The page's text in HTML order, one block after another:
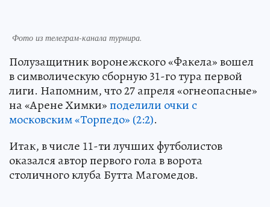
Фото из телеграм-канала турнира.
Полузащитник воронежского «Факела» вошел
в символическую сборную 31-го тура первой
лиги. Напомним, что 27 апреля «огнеопасные»
на «Арене Химки»поделили очки с
московским «Торпедо» (2:2).
Итак, в числе 11-ти лучших футболистов
оказался автор первого гола в ворота
столичного клуба Бутта Магомедов.